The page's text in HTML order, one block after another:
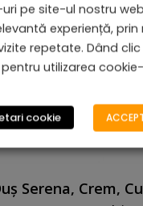
Serena, Crem,
pe site-ul nostru
experiență, prin
repetate. Dând clic
utilizarea
cookie